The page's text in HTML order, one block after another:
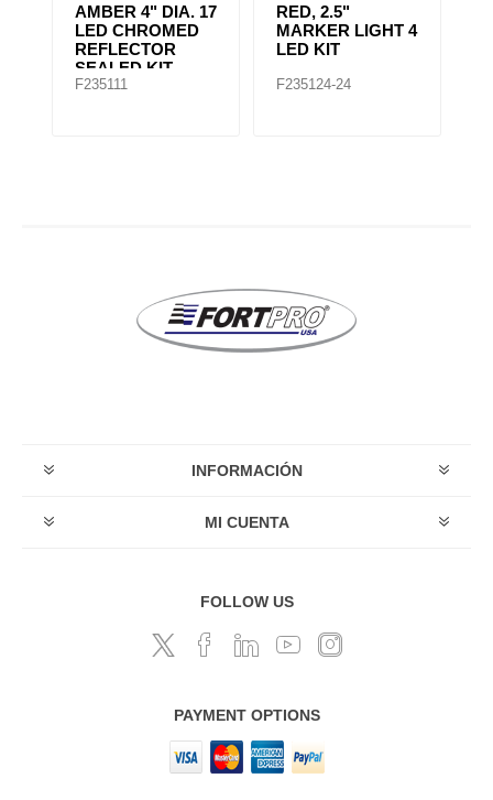
AMBER CLEAR,
4IN DIA. 10 LED
SEALED
F235167
4" RED 10 LED
LIGHT
F235148
INFORMACIÓN
MI CUENTA
FOLLOW US
PAYMENT OPTIONS